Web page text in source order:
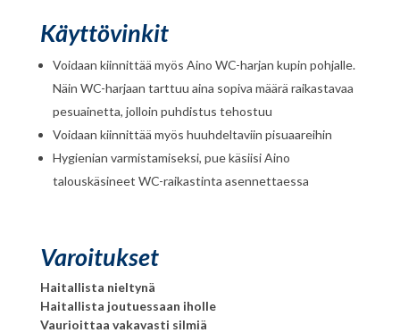
Käyttövinkit
Voidaan kiinnittää myös Aino WC-harjan kupin pohjalle.
Näin WC-harjaan tarttuu aina sopiva määrä raikastavaa
pesuainetta, jolloin puhdistus tehostuu
Voidaan kiinnittää myös huuhdeltaviin pisuaareihin
Hygienian varmistamiseksi, pue käsiisi Aino
talouskäsineet WC-raikastinta asennettaessa
Varoitukset
Haitallista nieltynä
Haitallista joutuessaan iholle
Vaurioittaa vakavasti silmiä